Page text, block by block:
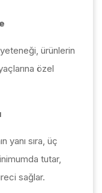
ürünlerin
özel
yanı sıra, üç
tutar,
sağlar.